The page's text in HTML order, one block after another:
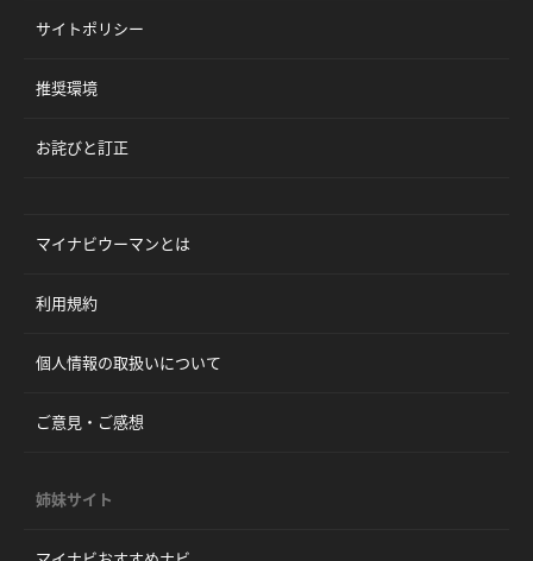
サイトポリシー
推奨環境
お詫びと訂正
マイナビウーマンとは
利用規約
個人情報の取扱いについて
ご意見・ご感想
姉妹サイト